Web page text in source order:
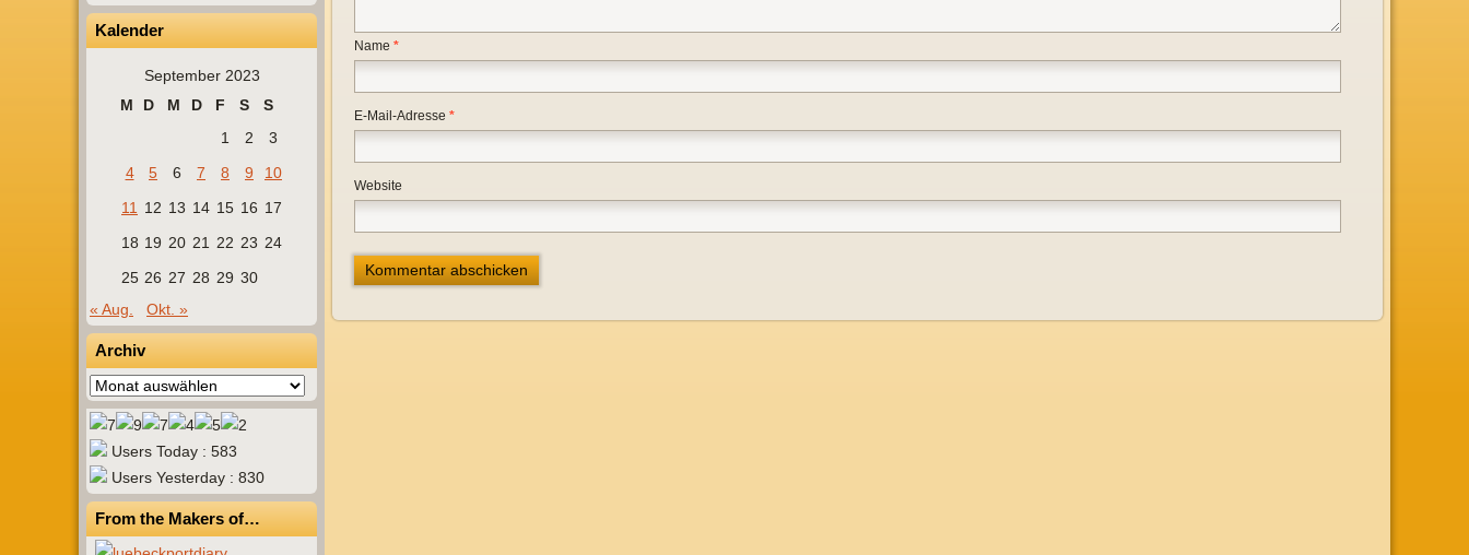
Kalender
September 2023
M
D M D F S
S
1
2
3
4
5 6 7 8 9
10
11
12 13 14 15 16 17
18 19 20 21 22 23 24
25 26 27 28 29 30
« Aug.
Okt. »
Archiv
Archiv
Users Today : 583
Users Yesterday : 830
From the Makers of…
Name *
E-Mail-Adresse *
Website